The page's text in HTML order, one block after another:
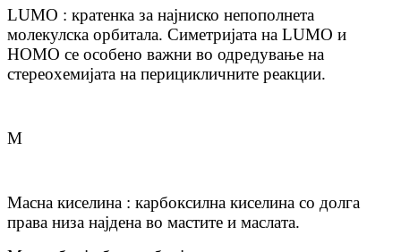
LUMO : кратенка за најниско непополнета
молекулска орбитала. Симетријата на LUMO и
HOMO се особено важни во одредување на
стереохемијата на перицикличните реакции.
М
Масна киселина : карбоксилна киселина со долга
права низа најдена во мастите и маслата.